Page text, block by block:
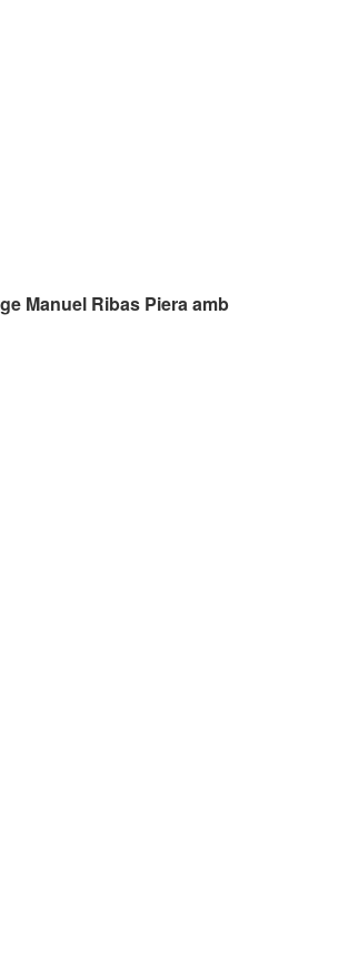
Manuel Ribas Piera amb